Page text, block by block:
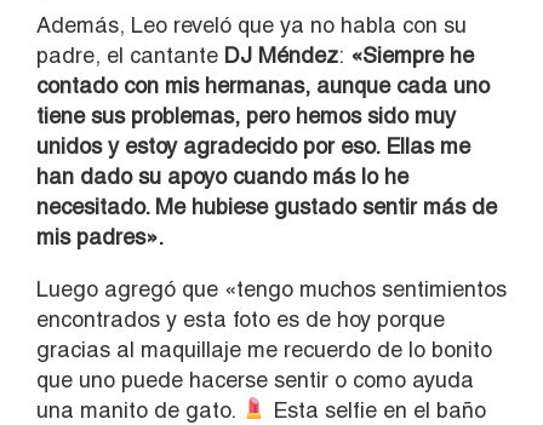
Además, Leo reveló que ya no habla con su
padre, el cantante DJ Méndez: «Siempre he
contado con mis hermanas, aunque cada uno
tiene sus problemas, pero hemos sido muy
unidos y estoy agradecido por eso. Ellas me
han dado su apoyo cuando más lo he
necesitado. Me hubiese gustado sentir más de
mis padres».
Luego agregó que «tengo muchos sentimientos
encontrados y esta foto es de hoy porque
gracias al maquillaje me recuerdo de lo bonito
que uno puede hacerse sentir o como ayuda
una manito de gato.
Esta selfie en el baño